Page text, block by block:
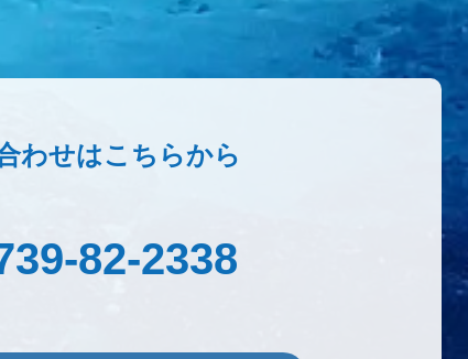
わせはこちらから
82-2338